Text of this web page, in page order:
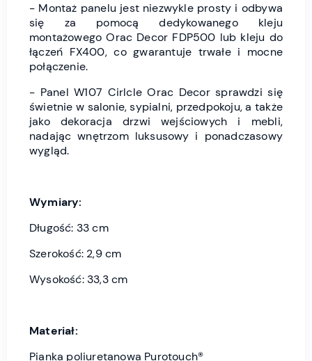
- Montaż panelu jest niezwykle prosty i odbywa
się za pomocą dedykowanego kleju
montażowego Orac Decor FDP500 lub kleju do
łączeń FX400, co gwarantuje trwałe i mocne
połączenie.
- Panel W107 Cirlcle Orac Decor sprawdzi się
świetnie w salonie, sypialni, przedpokoju, a także
jako dekoracja drzwi wejściowych i mebli,
nadając wnętrzom luksusowy i ponadczasowy
wygląd.
Wymiary:
Długość: 33 cm
Szerokość: 2,9 cm
Wysokość: 33,3 cm
Materiał:
Pianka poliuretanowa Purotouch®